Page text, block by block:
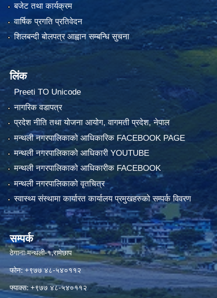
बजेट तथा कार्यक्रम
वार्षिक प्रगति प्रतिवेदन
शिलबन्दी बोलपत्र आह्वान सम्बन्धि सुचना
लिंक
Preeti TO Unicode
नागरिक वडापत्र
प्रदेश नीति तथा योजना आयोग, वागमती प्रदेश, नेपाल
मन्थली नगरपालिकाको आधिकारिक FACEBOOK PAGE
मन्थली नगरपालिकाको आधिकारी YOUTUBE
मन्थली नगरपालिकाको आधिकारीक FACEBOOK
मन्थली नगरपालिकाको वृतचित्र
स्वास्थ्य संस्थामा कार्यारत कार्यालय प्रमुखहरुको सम्पर्क विवरण
सम्पर्क
ठेगानाःमन्थली-१,रामेछाप
फोन: +९७७ ४८-५४०११२
फ्याक्स: +९७७ ४८-५४०११२